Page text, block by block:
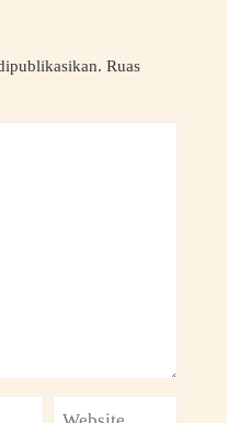
Ruas